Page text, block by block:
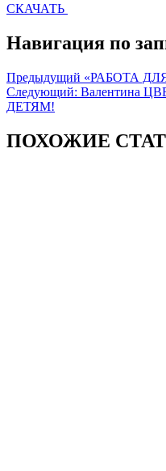
СКАЧАТЬ
Навигация по
Предыдущий «РАБОТА
Следующий: Валентина
ДЕТЯМ!
ПОХОЖИЕ